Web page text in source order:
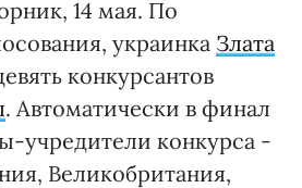
14 мая. По
украинка Злата
конкурсантов
. Автоматически в финал
учредители конкурса -
Великобритания,